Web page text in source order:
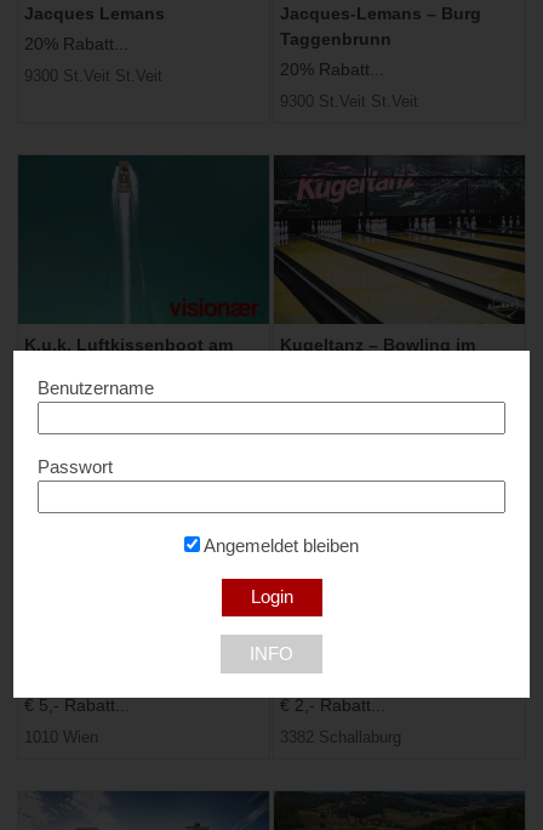
Jacques Lemans
20% Rabatt...
9300 St.Veit St.Veit
Jacques-Lemans – Burg
Taggenbrunn
20% Rabatt...
9300 St.Veit St.Veit
K.u.k. Luftkissenboot am
Spezialangebote...
9220 Velden am Wörthersee
Kugeltanz – Bowling im
Gratis Leihschuhe...
1020 Wien
€ 5,- Rabatt...
1010 Wien
Schallaburg
€ 2,- Rabatt...
3382 Schallaburg
Benutzername
Passwort
Angemeldet bleiben
INFO